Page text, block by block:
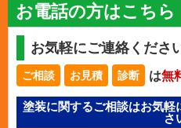
お電話の方はこちら
お気軽にご連絡くださ
ご相談 お見積 診断 は無
塗装に関するご相談はお気
さ